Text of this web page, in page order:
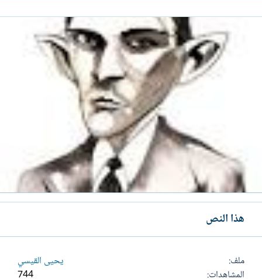
هذا النص
ملف
يحيى القيسي
المشاهدات
744